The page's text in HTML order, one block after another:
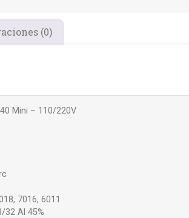
(0)
Mini – 110/220V
7016, 6011
32 Al 45%